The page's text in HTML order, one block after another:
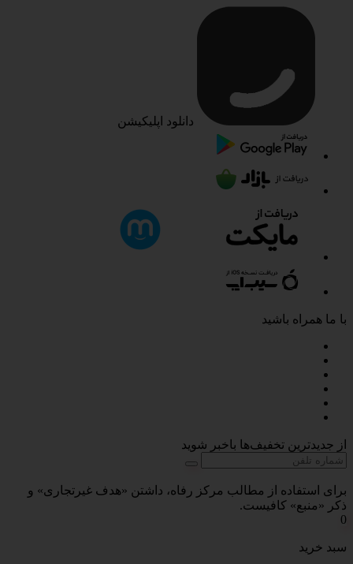
دانلود اپلیکیشن
با ما همراه باشید
از جدیدترین تخفیف‌ها باخبر شوید
برای استفاده از مطالب مرکز رفاه، داشتن «هدف غیرتجاری» و
ذکر «منبع» کافیست.
0
سبد خرید